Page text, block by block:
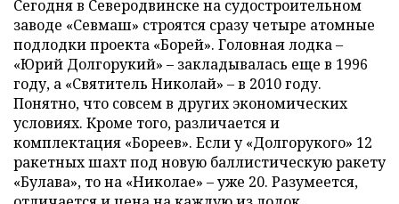
Сегодня в Северодвинске на судостроительном
заводе «Севмаш» строятся сразу четыре атомные
подлодки проекта «Борей». Головная лодка –
«Юрий Долгорукий» – закладывалась еще в 1996
году, а «Святитель Николай» – в 2010 году.
Понятно, что совсем в других экономических
условиях. Кроме того, различается и
комплектация «Бореев». Если у «Долгорукого» 12
ракетных шахт под новую баллистическую ракету
«Булава», то на «Николае» – уже 20. Разумеется,